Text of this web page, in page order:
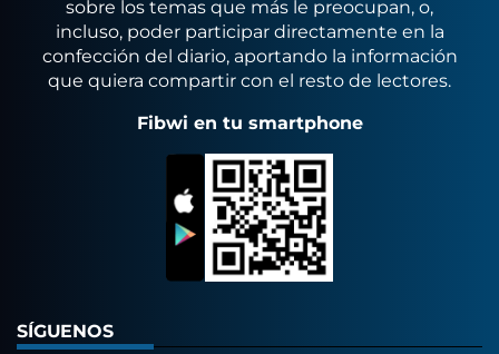
sobre los temas que más le preocupan, o,
incluso, poder participar directamente en la
confección del diario, aportando la información
que quiera compartir con el resto de lectores.
Fibwi en tu smartphone
SÍGUENOS